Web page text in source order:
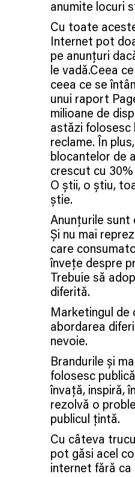
anumite locuri
Cu toate
Internet pot
pe anunțuri
le vadă.Ceea
ceea ce se
unui raport
milioane de
astăzi folosesc
reclame. În
blocantelor de
crescut cu
O știi, o știu,
știe.
Anunțurile sunt
Și nu mai
care
învețe despre
Trebuie să
diferită.
Marketingul de
abordarea
nevoie.
Brandurile și
folosesc
învață, inspiră,
rezolvă o
publicul țintă.
Cu câteva
pot găsi acel
internet fără ca